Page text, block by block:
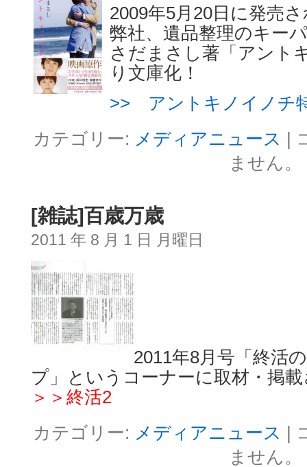
2009年5月20日に発売
弊社、遺品整理のキー
さだまさし著「アント
り文庫化！
>> アントキノイノチ
カテゴリー: メディアニュース
ません。
[雑誌]百歳万歳
2011 年 8 月 1 日 月曜日
2011年8月号「終活
プ」というコーナーに取材・掲
＞＞終活2
カテゴリー: メディアニュース
ません。